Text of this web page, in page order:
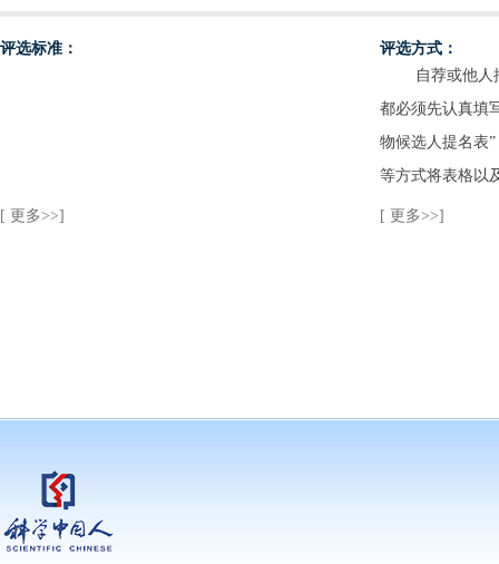
评选标准：
[ 更多>>]
评选方式：
自荐或他人推
都必须先认真填
物候选人提名表
等方式将表格以
会。最新消息可
[ 更多>>]